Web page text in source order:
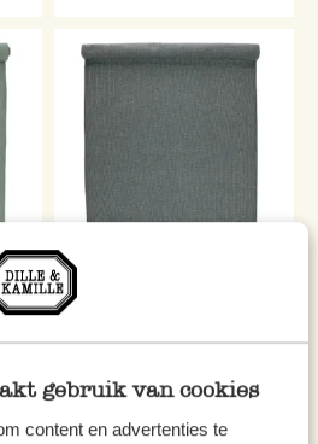
gebruik van cookies
content en advertenties te